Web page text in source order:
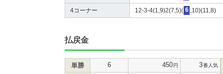
4コーナー 12-3-4(1,9)2(7,5)( 6 ,10)(11,8)
払戻金
単勝 6 450円 3番人気